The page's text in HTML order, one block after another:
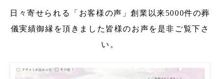
日々寄せられる「お客様の声」創業以来5000件の葬
儀実績御縁を頂きました皆様のお声を是非ご覧下さ
い。